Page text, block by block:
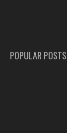
POPULAR POSTS